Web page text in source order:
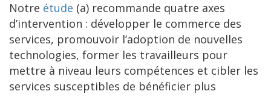
Notre étude (a) recommande quatre axes
d’intervention : développer le commerce des
services, promouvoir l’adoption de nouvelles
technologies, former les travailleurs pour
mettre à niveau leurs compétences et cibler les
services susceptibles de bénéficier plus